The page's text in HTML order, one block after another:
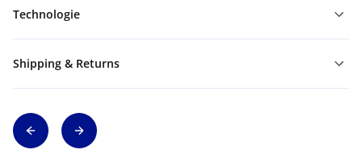
Technologie
Shipping & Returns